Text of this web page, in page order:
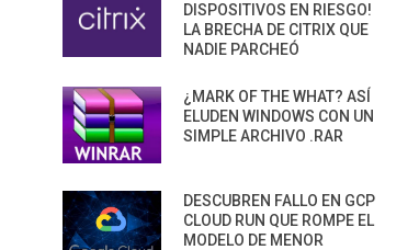
DISPOSITIVOS EN RIESGO!
LA BRECHA DE CITRIX QUE
NADIE PARCHEÓ
¿MARK OF THE WHAT? ASÍ
ELUDEN WINDOWS CON UN
SIMPLE ARCHIVO .RAR
DESCUBREN FALLO EN GCP
CLOUD RUN QUE ROMPE EL
MODELO DE MENOR